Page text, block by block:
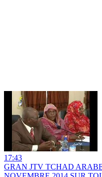
17:43
GRAN JTV TCHAD